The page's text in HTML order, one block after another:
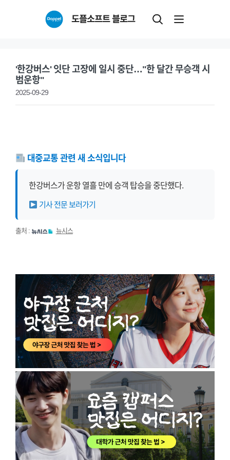
도플소프트 블로그
'한강버스' 잇단 고장에 일시 중단…"한 달간 무승객 시
범운항"
2025-09-29
대중교통 관련 새 소식입니다
한강버스가 운항 열흘 만에 승객 탑승을 중단했다.
기사 전문 보러가기
출처 : 뉴시스